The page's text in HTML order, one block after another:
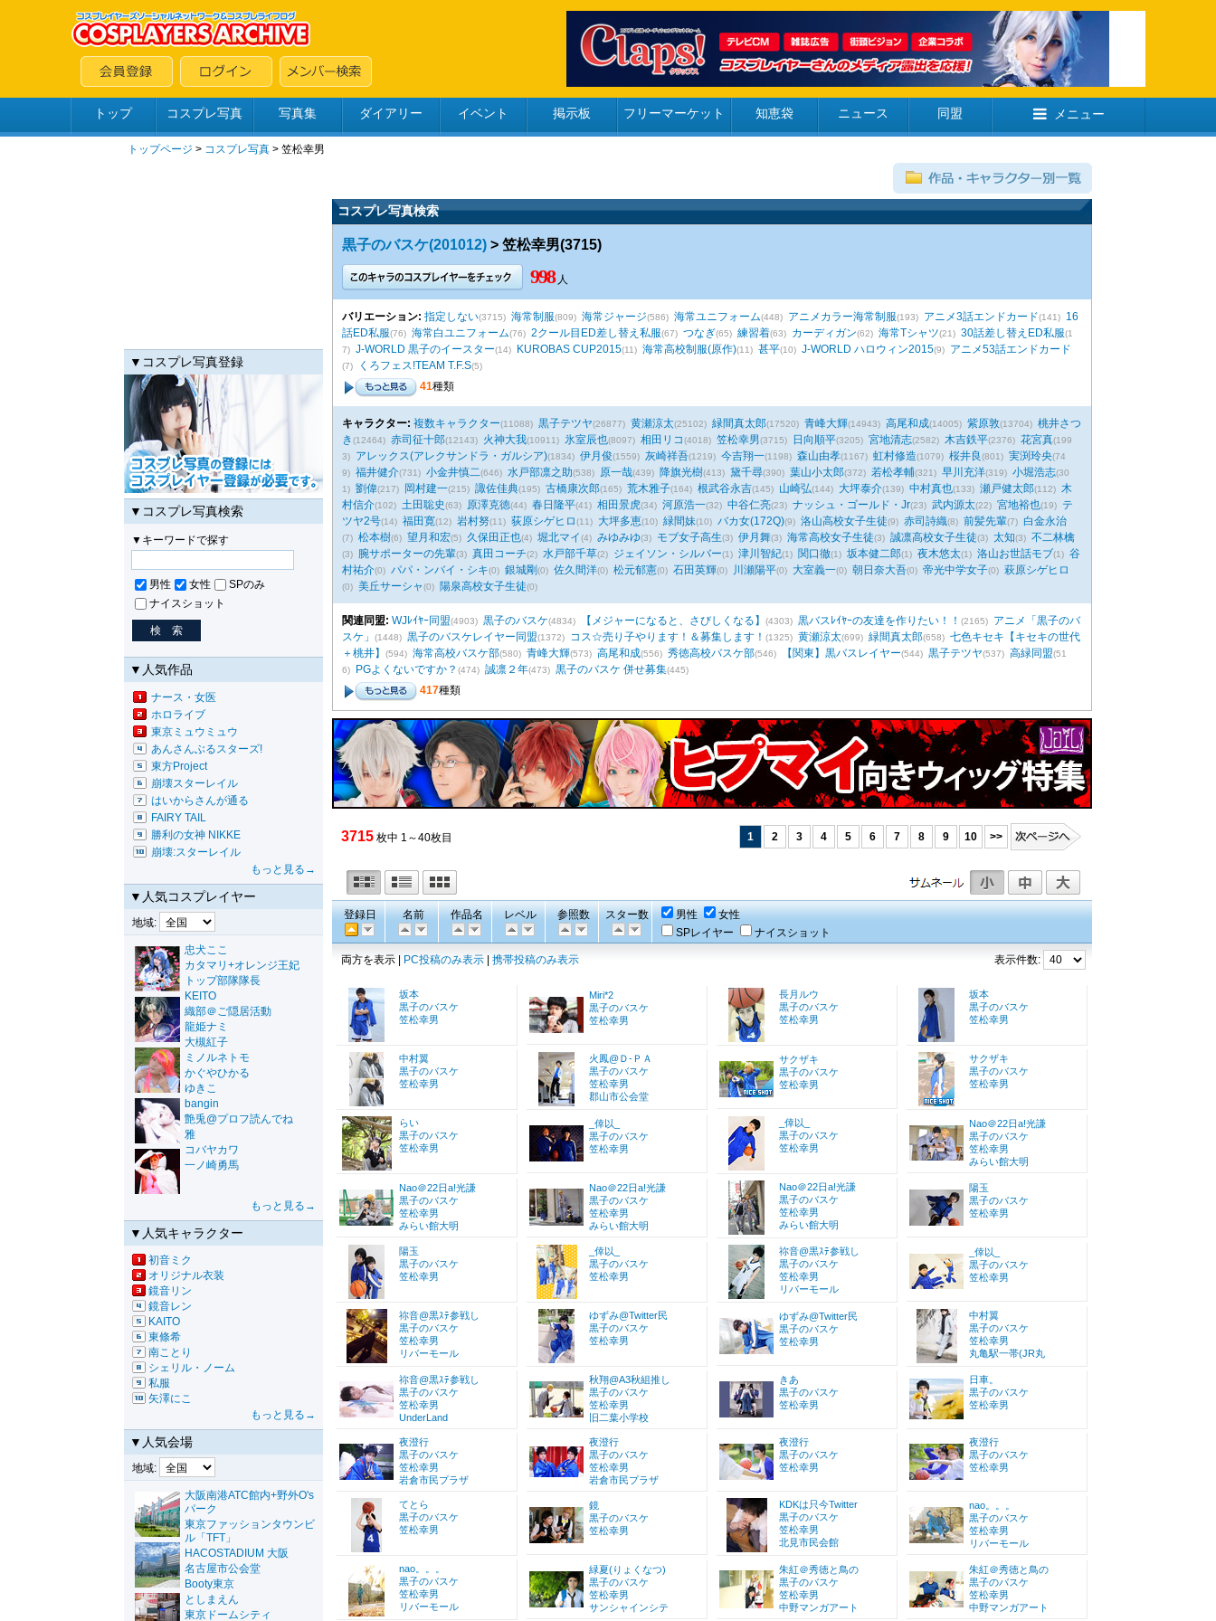
トップ コスプレ写真 写真集 ダイアリー イベント 掲示板 フリーマーケット 知恵袋 ニュース 同盟 メニュー
トップページ > コスプレ写真 > 笠松幸男
▼コスプレ写真登録
▼コスプレ写真検索
▼キーワードで探す
男性 女性
SPのみ
ナイスショット
▼人気作品
ナース・女医
ホロライブ
東京ミュウミュウ
あんさんぶるスターズ!
東方Project
崩壊スターレイル
はいからさんが通る
FAIRY TAIL
勝利の女神 NIKKE
崩壊:スターレイル
もっと見る→
▼人気コスプレイヤー
地域:
忠犬ここ
カタマリ+オレンジ王妃
トップ部隊隊長
KEITO
織部＠ご隠居活動
龍姫ナミ
大槻紅子
ミノルネトモ
かぐやひかる
ゆきこ
bangin
艶兎@プロフ読んでね
雅
コバヤカワ
一ノ崎勇馬
もっと見る→
▼人気キャラクター
初音ミク
オリジナル衣装
鏡音リン
鏡音レン
KAITO
東條希
南ことり
シェリル・ノーム
私服
矢澤にこ
もっと見る→
▼人気会場
地域:
大阪南港ATC館内+野外O's
パーク
東京ファッションタウンビ
ル「TFT」
HACOSTADIUM 大阪
名古屋市公会堂
Booty東京
としまえん
東京ドームシティ
コスプレ写真検索
黒子のバスケ(201012) > 笠松幸男(3715)
998人
バリエーション: 指定しない(3715) 海常制服(809) 海常ジャージ(586) 海常ユニフォーム(448) アニメカラー海常制服(193) アニメ3話エンドカード(141)
16
話ED私服(76) 海常白ユニフォーム(76) 2クール目ED差し替え私服(67) つなぎ(65) 練習着(63) カーディガン(62) 海常Tシャツ(21) 30話差し替えED私服(1
7) J-WORLD 黒子のイースター(14) KUROBAS CUP2015(11) 海常高校制服(原作)(11) 甚平(10) J-WORLD ハロウィン2015(9) アニメ53話エンドカード
(7) くろフェス!TEAM T.F.S(5)
41種類
キャラクター: 複数キャラクター(11088) 黒子テツヤ(26877) 黄瀬涼太(25102) 緑間真太郎(17520) 青峰大輝(14943) 高尾和成(14005) 紫原敦(13704) 桃井さつ
き(12464) 赤司征十郎(12143) 火神大我(10911) 氷室辰也(8097) 相田リコ(4018) 笠松幸男(3715) 日向順平(3205) 宮地清志(2582) 木吉鉄平(2376) 花宮真(199
3)
アレックス(アレクサンドラ・ガルシア)(1834) 伊月俊(1559) 灰崎祥吾(1219) 今吉翔一(1198) 森山由孝(1167) 虹村修造(1079) 桜井良(801) 実渕玲央(74
9) 福井健介(731) 小金井慎二(646) 水戸部凛之助(538) 原一哉(439) 降旗光樹(413) 黛千尋(390) 葉山小太郎(372) 若松孝輔(321) 早川充洋(319) 小堀浩志(30
1) 劉偉(217) 岡村建一(215) 諏佐佳典(195) 古橋康次郎(165) 荒木雅子(164) 根武谷永吉(145) 山崎弘(144) 大坪泰介(139) 中村真也(133) 瀬戸健太郎(112) 木
村信介(102) 土田聡史(63) 原澤克徳(44) 春日隆平(41) 相田景虎(34) 河原浩一(32) 中谷仁亮(23) ナッシュ・ゴールド・Jr(23) 武内源太(22) 宮地裕也(19)
テ
ツヤ2号(14) 福田寛(12) 岩村努(11) 荻原シゲヒロ(11) 大坪多恵(10) 緑間妹(10) バカ女(172Q)(9) 洛山高校女子生徒(9) 赤司詩織(8) 前髪先輩(7) 白金永治
(7) 松本樹(6) 望月和宏(5) 久保田正也(4) 堀北マイ(4) みゆみゆ(3) モブ女子高生(3) 伊月舞(3) 海常高校女子生徒(3) 誠凛高校女子生徒(3) 太知(3) 不二林檎
(3) 腕サポーターの先輩(3) 真田コーチ(2) 水戸部千草(2) ジェイソン・シルバー(1) 津川智紀(1) 関口徹(1) 坂本健二郎(1) 夜木悠太(1) 洛山お世話モブ(1) 谷
村祐介(0) パパ・ンバイ・シキ(0) 銀城剛(0) 佐久間洋(0) 松元郁憲(0) 石田英輝(0) 川瀬陽平(0) 大室義一(0) 朝日奈大吾(0) 帝光中学女子(0) 萩原シゲヒロ
(0) 美丘サーシャ(0) 陽泉高校女子生徒(0)
関連同盟: WJﾚｲﾔｰ同盟(4903) 黒子のバスケ(4834) 【メジャーになると、さびしくなる】 (4303) 黒バスﾚｲﾔｰの友達を作りたい！！ (2165)
アニメ「黒子のバ
スケ」
(1448) 黒子のバスケレイヤー同盟(1372) コス☆売り子やります！＆募集します！ (1325) 黄瀬涼太(699) 緑間真太郎(658) 七色キセキ【キセキの世代
＋桃井】
(594) 海常高校バスケ部(580) 青峰大輝(573) 高尾和成(556) 秀徳高校バスケ部(546) 【関東】黒バスレイヤー(544) 黒子テツヤ(537) 高緑同盟(51
6)
PGよくないですか？ (474) 誠凛２年(473) 黒子のバスケ 併せ募集(445)
417種類
3715 枚中 1～40枚目 1 2 3 4 5 6 7 8 9 10 >>
登録日 名前 作品名 レベル 参照数 スター数 男性
女性
SPレイヤー
ナイスショット
両方を表示 | PC投稿のみ表示 携帯投稿のみ表示 表示件数:
坂本
黒子のバスケ
笠松幸男
Miri*2
黒子のバスケ
笠松幸男
長月ルウ
黒子のバスケ
笠松幸男
坂本
黒子のバスケ
笠松幸男
中村翼
黒子のバスケ
笠松幸男
火鳳@Ｄ-ＰＡ
黒子のバスケ
笠松幸男
郡山市公会堂
サクザキ
黒子のバスケ
笠松幸男
サクザキ
黒子のバスケ
笠松幸男
らい
黒子のバスケ
笠松幸男
_倖以_
黒子のバスケ
笠松幸男
_倖以_
黒子のバスケ
笠松幸男
Nao＠22日a!光謙
黒子のバスケ
笠松幸男
みらい館大明
Nao＠22日a!光謙
黒子のバスケ
笠松幸男
みらい館大明
Nao＠22日a!光謙
黒子のバスケ
笠松幸男
みらい館大明
Nao＠22日a!光謙
黒子のバスケ
笠松幸男
みらい館大明
陽玉
黒子のバスケ
笠松幸男
陽玉
黒子のバスケ
笠松幸男
_倖以_
黒子のバスケ
笠松幸男
祢音@黒ｽﾃ参戦し
黒子のバスケ
笠松幸男
リバーモール
_倖以_
黒子のバスケ
笠松幸男
祢音@黒ｽﾃ参戦し
黒子のバスケ
笠松幸男
リバーモール
ゆずみ@Twitter民
黒子のバスケ
笠松幸男
ゆずみ@Twitter民
黒子のバスケ
笠松幸男
中村翼
黒子のバスケ
笠松幸男
丸亀駅一帯(JR丸
祢音@黒ｽﾃ参戦し
黒子のバスケ
笠松幸男
UnderLand
秋翔@A3秋組推し
黒子のバスケ
笠松幸男
旧二葉小学校
きあ
黒子のバスケ
笠松幸男
日車。
黒子のバスケ
笠松幸男
夜澄行
黒子のバスケ
笠松幸男
岩倉市民プラザ
夜澄行
黒子のバスケ
笠松幸男
岩倉市民プラザ
夜澄行
黒子のバスケ
笠松幸男
夜澄行
黒子のバスケ
笠松幸男
てとら
黒子のバスケ
笠松幸男
鏡
黒子のバスケ
笠松幸男
KDKは只今Twitter
黒子のバスケ
笠松幸男
北見市民会館
nao。。。
黒子のバスケ
笠松幸男
リバーモール
nao。。。
黒子のバスケ
笠松幸男
リバーモール
緑夏(りょくなつ)
黒子のバスケ
笠松幸男
サンシャインシテ
朱紅＠秀徳と鳥の
黒子のバスケ
笠松幸男
中野マンガアート
朱紅＠秀徳と鳥の
黒子のバスケ
笠松幸男
中野マンガアート